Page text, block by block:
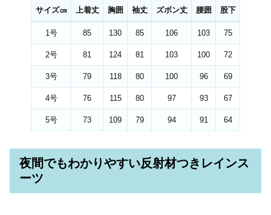
サイズ㎝ 上着丈 胸囲 袖丈 ズボン丈 腰囲 股下
1号 85 130 85 106 103 75
2号 81 124 81 103 100 72
3号 79 118 80 100 96 69
4号 76 115 80 97 93 67
5号 73 109 79 94 91 64
夜間でもわかりやすい反射材つきレインス
ーツ